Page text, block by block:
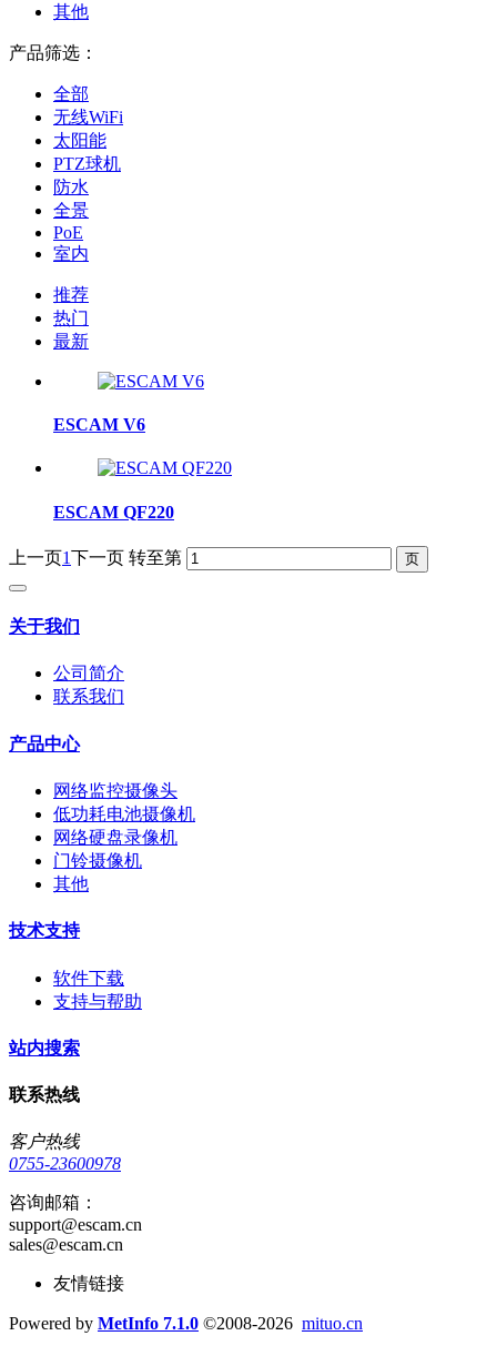
其他
产品筛选：
全部
无线WiFi
太阳能
PTZ球机
防水
全景
PoE
室内
推荐
热门
最新
ESCAM V6
ESCAM QF220
上一页1下一页 转至第
关于我们
公司简介
联系我们
产品中心
网络监控摄像头
低功耗电池摄像机
网络硬盘录像机
门铃摄像机
其他
技术支持
软件下载
支持与帮助
站内搜索
联系热线
客户热线
0755-23600978
咨询邮箱：
support@escam.cn
sales@escam.cn
友情链接
Powered by MetInfo 7.1.0 ©2008-2026 mituo.cn